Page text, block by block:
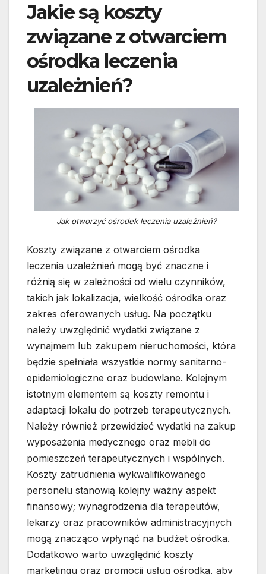
Jakie są koszty
związane z otwarciem
ośrodka leczenia
uzależnień?
Jak otworzyć ośrodek leczenia uzależnień?
Koszty związane z otwarciem ośrodka
leczenia uzależnień mogą być znaczne i
różnią się w zależności od wielu czynników,
takich jak lokalizacja, wielkość ośrodka oraz
zakres oferowanych usług. Na początku
należy uwzględnić wydatki związane z
wynajmem lub zakupem nieruchomości, która
będzie spełniała wszystkie normy sanitarno-
epidemiologiczne oraz budowlane. Kolejnym
istotnym elementem są koszty remontu i
adaptacji lokalu do potrzeb terapeutycznych.
Należy również przewidzieć wydatki na zakup
wyposażenia medycznego oraz mebli do
pomieszczeń terapeutycznych i wspólnych.
Koszty zatrudnienia wykwalifikowanego
personelu stanowią kolejny ważny aspekt
finansowy; wynagrodzenia dla terapeutów,
lekarzy oraz pracowników administracyjnych
mogą znacząco wpłynąć na budżet ośrodka.
Dodatkowo warto uwzględnić koszty
marketingu oraz promocji usług ośrodka, aby